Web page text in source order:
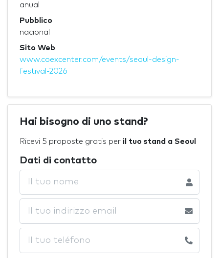
anual
Pubblico
nacional
Sito Web
www.coexcenter.com/events/seoul-design-
festival-2026
Hai bisogno di uno stand?
Ricevi 5 proposte gratis per il tuo stand a Seoul
Dati di contatto